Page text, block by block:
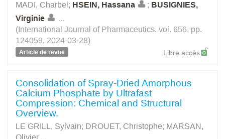
MADI, Charbel ; HSEIN, Hassana ; BUSIGNIES,
Virginie
...
(International Journal of Pharmaceutics. vol. 656, pp.
124059, 2024-03-28)
Article de revue Libre accès
Consolidation of Spray-Dried Amorphous
Calcium Phosphate by Ultrafast
Compression: Chemical and Structural
Overview.
LE GRILL, Sylvain; DROUET, Christophe; MARSAN,
Olivier ...